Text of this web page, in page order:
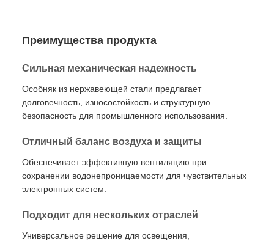
Преимущества продукта
Сильная механическая надежность
Особняк из нержавеющей стали предлагает
долговечность, износостойкость и структурную
безопасность для промышленного использования.
Отличный баланс воздуха и защиты
Обеспечивает эффективную вентиляцию при
сохранении водонепроницаемости для чувствительных
электронных систем.
Подходит для нескольких отраслей
Универсальное решение для освещения,